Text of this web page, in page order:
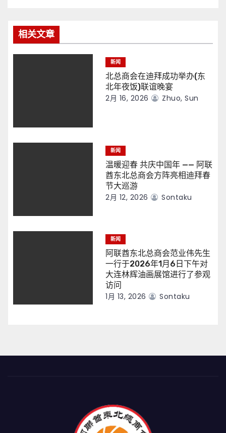
相关文章
新闻
北总商会在迪拜成功举办(东
北年夜饭)联谊晚宴
2月 16, 2026 Zhuo, Sun
新闻
温暖迎春 共庆中国年 —— 阿联
酋东北总商会方阵亮相迪拜春
节大巡游
2月 12, 2026 Sontaku
新闻
阿联酋东北总商会范业伟先生
一行于2026年1月6日下午对
大连林辉油画展馆进行了参观
访问
1月 13, 2026 Sontaku